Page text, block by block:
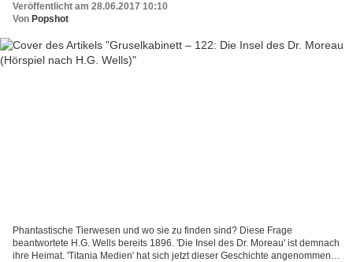
Veröffentlicht am 28.06.2017 10:10
Von Popshot
Phantastische Tierwesen und wo sie zu finden sind? Diese Frage
beantwortete H.G. Wells bereits 1896. 'Die Insel des Dr. Moreau' ist demnach
ihre Heimat. 'Titania Medien' hat sich jetzt dieser Geschichte angenommen